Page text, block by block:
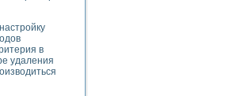
и лазерной интерферометрии
в
удаления